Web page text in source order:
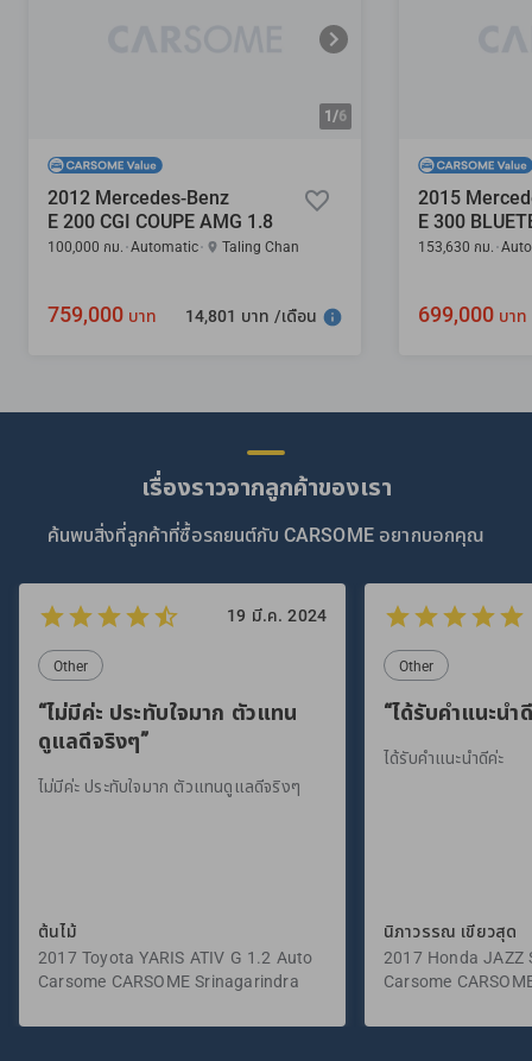
1/6
2012 Mercedes-Benz
E 200 CGI COUPE AMG 1.8
100,000 กม. Automatic Taling Chan
759,000 บาท 14,801 บาท /เดือน
2015
153,630 กม.
699,000 บาท
เรื่องราวจากลูกค้าของเรา
ค้นพบสิ่งที่ลูกค้าที่ซื้อรถยนต์กับ CARSOME อยากบอกคุณ
19 มี.ค. 2024
Other
“ไม่มีค่ะ ประทับใจมาก ตัวแทน
ดูแลดีจริงๆ”
ไม่มีค่ะ ประทับใจมาก ตัวแทนดูแลดีจริงๆ
ต้นไม้
2017 Toyota YARIS ATIV G 1.2 Auto
Carsome CARSOME Srinagarindra
Other
“ได้รับคำแนะนำ
ได้รับคำแนะนำดีค่ะ
นิภาวรรณ เขียวสุด
2017 Honda JAZZ
Carsome